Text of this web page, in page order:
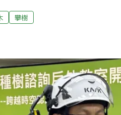
等身照片。從攝影師到「愛樹的
在只是個愛樹的人。」從遙遠的
妹，台灣首個巨木等身照出爐
是從地上仰望，或是從高處俯視，
皮爾斯將攝影機拉到樹頂，再緩降
拼接成巨木的「等身照」。這樣的
攀樹